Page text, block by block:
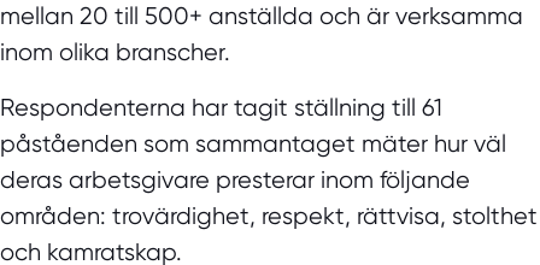
mellan 20 till 500+ anställda och är verksamma
inom olika branscher.
Respondenterna har tagit ställning till 61
påståenden som sammantaget mäter hur väl
deras arbetsgivare presterar inom följande
områden: trovärdighet, respekt, rättvisa, stolthet
och kamratskap.